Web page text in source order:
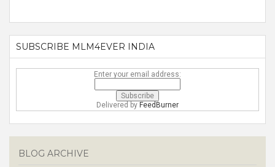
SUBSCRIBE MLM4EVER INDIA
Enter your email address:
Delivered by FeedBurner
BLOG ARCHIVE